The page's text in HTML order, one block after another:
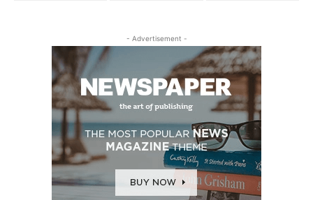
- Advertisement -